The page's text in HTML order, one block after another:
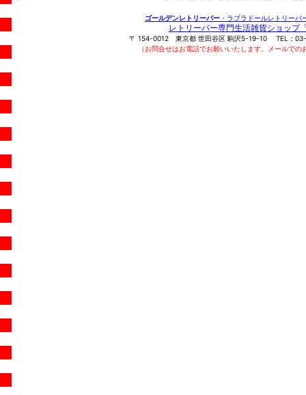
ゴールデンレトリーバー ・ラブラドールレトリー
レトリーバー専門生活雑貨ショップ
〒 154-0012 東京都 世田谷区 駒沢5-19-10 TEL：
（お問合せはお電話でお願いいたします。メールで